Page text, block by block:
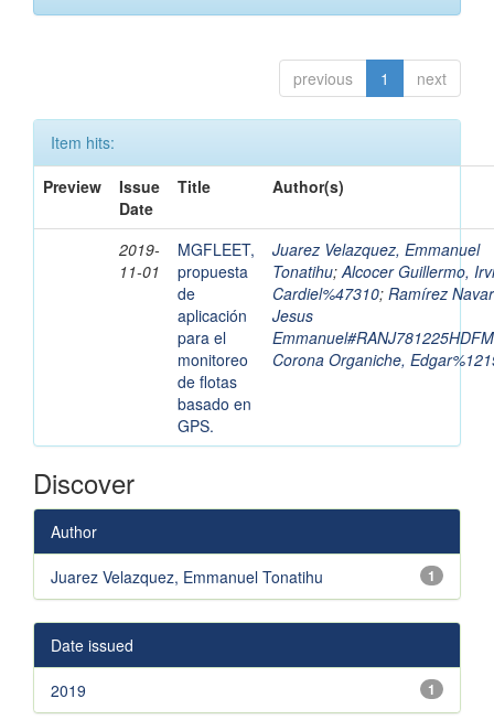
previous 1 next
Item hits:
Preview
Issue
Date
Title Author(s)
2019-
11-01
MGFLEET,
propuesta
de
aplicación
para el
monitoreo
de flotas
basado en
GPS.
Juarez Velazquez, Emmanuel
Tonatihu;Alcocer Guillermo,
Cardiel%47310; Ramírez
Jesus
Corona Organiche,
Discover
Author
1
Juarez Velazquez, Emmanuel Tonatihu
Date issued
1
2019